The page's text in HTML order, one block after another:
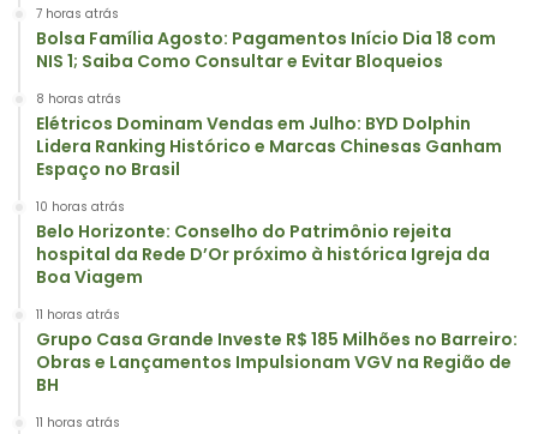
7 horas atrás
Bolsa Família Agosto: Pagamentos Início Dia 18 com
NIS 1; Saiba Como Consultar e Evitar Bloqueios
8 horas atrás
Elétricos Dominam Vendas em Julho: BYD Dolphin
Lidera Ranking Histórico e Marcas Chinesas Ganham
Espaço no Brasil
10 horas atrás
Belo Horizonte: Conselho do Patrimônio rejeita
hospital da Rede D’Or próximo à histórica Igreja da
Boa Viagem
11 horas atrás
Grupo Casa Grande Investe R$ 185 Milhões no Barreiro:
Obras e Lançamentos Impulsionam VGV na Região de
BH
11 horas atrás